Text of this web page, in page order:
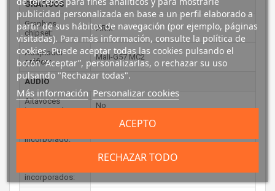
GRÁFICOS
Graphics
chipset:
ARM
Adaptador
gráfico:
Mali-G57 MC2
AUDIO
Altavoces
incorporados:
No
incorporado:
incorporados:
publicidad personalizada en base a un perfil elaborado a
partir de sus hábitos de navegación (por ejemplo, páginas
visitadas). Para más información, consulte la política de
cookies. Puede aceptar todas las cookies pulsando el
botón “Aceptar”, personalizarlas, o rechazar su uso
pulsando "Rechazar todas".
Más información Personalizar cookies
RECHAZAR TODO
ACEPTO